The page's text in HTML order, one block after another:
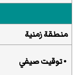
منطقة زمنية
•توقيت صيفي